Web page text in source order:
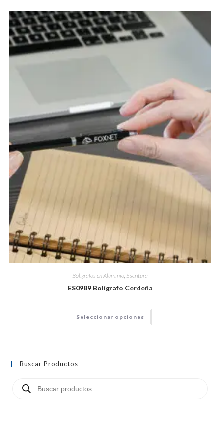
Bolígrafos en Aluminio Escritura
ES0989 Bolígrafo Cerdeña
Seleccionar opciones
Buscar Productos